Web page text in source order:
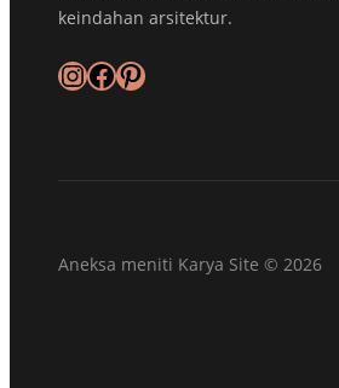
keindahan arsitektur.
InstagramFacebook Pinterest
Aneksa meniti Karya Site © 2026